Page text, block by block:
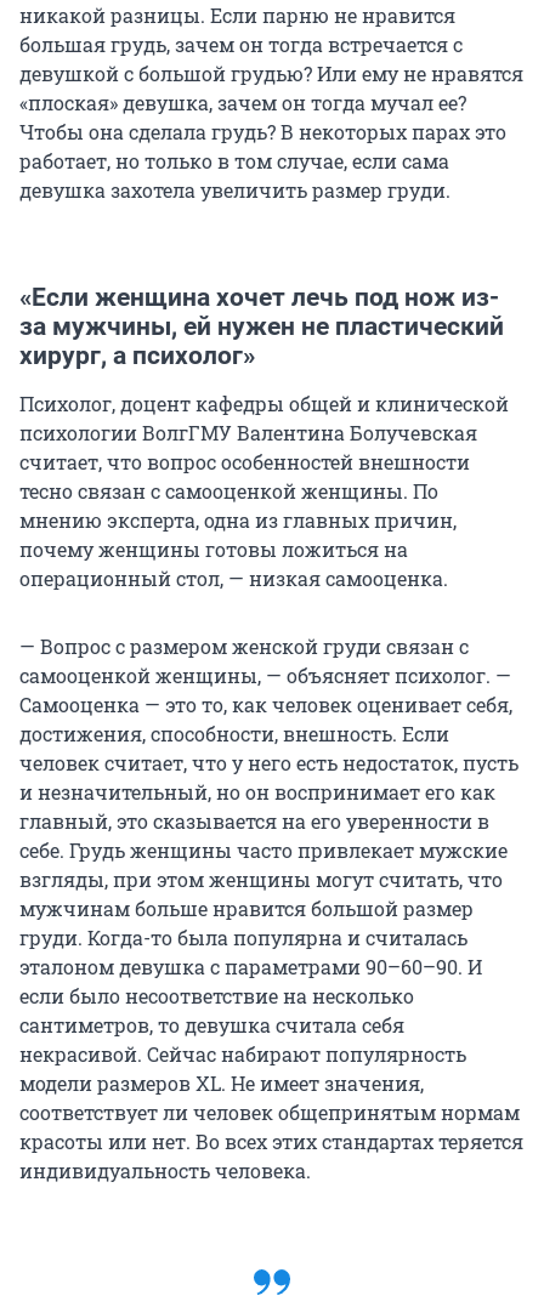
никакой разницы. Если парню не нравится
большая грудь, зачем он тогда встречается с
девушкой с большой грудью? Или ему не нравятся
«плоская» девушка, зачем он тогда мучал ее?
Чтобы она сделала грудь? В некоторых парах это
работает, но только в том случае, если сама
девушка захотела увеличить размер груди.
«Если женщина хочет лечь под нож из-
за мужчины, ей нужен не пластический
хирург, а психолог»
Психолог, доцент кафедры общей и клинической
психологии ВолгГМУ Валентина Болучевская
считает, что вопрос особенностей внешности
тесно связан с самооценкой женщины. По
мнению эксперта, одна из главных причин,
почему женщины готовы ложиться на
операционный стол, — низкая самооценка.
— Вопрос с размером женской груди связан с
самооценкой женщины, — объясняет психолог. —
Самооценка — это то, как человек оценивает себя,
достижения, способности, внешность. Если
человек считает, что у него есть недостаток, пусть
и незначительный, но он воспринимает его как
главный, это сказывается на его уверенности в
себе. Грудь женщины часто привлекает мужские
взгляды, при этом женщины могут считать, что
мужчинам больше нравится большой размер
груди. Когда-то была популярна и считалась
эталоном девушка с параметрами 90–60–90. И
если было несоответствие на несколько
сантиметров, то девушка считала себя
некрасивой. Сейчас набирают популярность
модели размеров XL. Не имеет значения,
соответствует ли человек общепринятым нормам
красоты или нет. Во всех этих стандартах теряется
индивидуальность человека.